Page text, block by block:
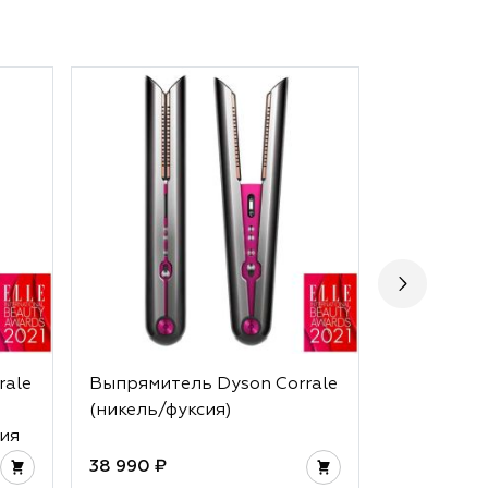
Выпрямитель Dyson Corrale
(никель/фуксия)
38 990 ₽